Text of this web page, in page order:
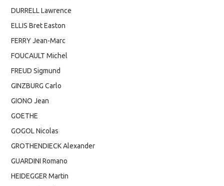
DURRELL Lawrence
ELLIS Bret Easton
FERRY Jean-Marc
FOUCAULT Michel
FREUD Sigmund
GINZBURG Carlo
GIONO Jean
GOETHE
GOGOL Nicolas
GROTHENDIECK Alexander
GUARDINI Romano
HEIDEGGER Martin